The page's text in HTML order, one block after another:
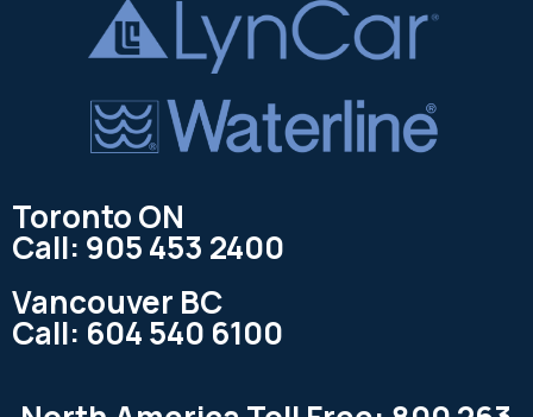
Toronto ON
Call: 905 453 2400
Vancouver BC
Call: 604 540 6100